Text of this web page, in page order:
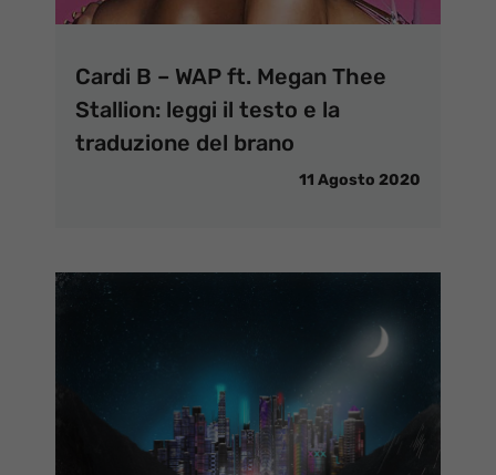
Cardi B – WAP ft. Megan Thee
Stallion: leggi il testo e la
traduzione del brano
11 Agosto 2020